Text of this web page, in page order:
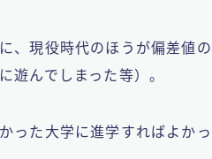
、現役時代のほうが偏差値
遊んでしまった等）。
かった大学に進学すればよか